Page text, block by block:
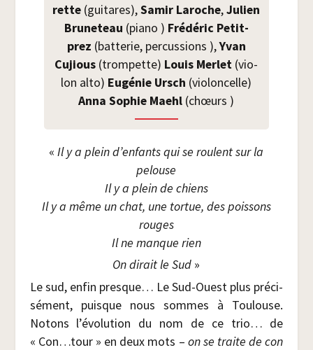
rette (gui­tares),Samir Laroche,Julien
Bru­ne­teau (pia­no ) Fré­dé­ric Petit­
prez (bat­te­rie, per­cus­sions ),Yvan
Cujious (trom­pette) Louis Mer­let (vio­
lon alto) Eugé­nie Ursch (vio­lon­celle)
Anna Sophie Maehl (chœurs )
«Il y a plein d’en­fants qui se roulent sur la
pelouse
Il y a plein de chiens
Il y a même un chat, une tor­tue, des pois­sons
rouges
Il ne manque rien
On dirait le Sud »
Le sud, enfin presque… Le Sud-Ouest plus pré­ci­
sé­ment, puisque nous sommes à Tou­louse.
Notons l’évolution du nom de ce trio… de
« Con…tour » en deux mots – on se traite de con